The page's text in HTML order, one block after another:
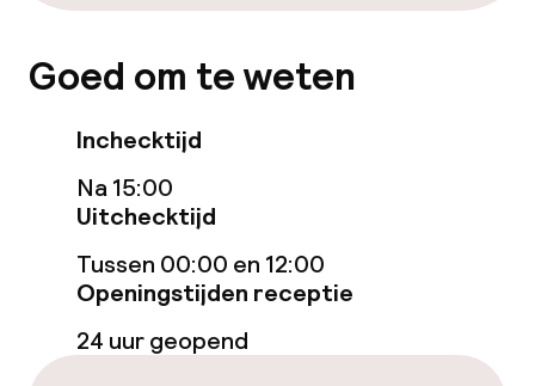
Kamers
Voor toegankelijkheid
geoptimaliseerde kamers beschikbaar
Zwemmen & wellness
Solarium
Stoombad
Spacentrum
Goed om te weten
Inchecktijd
Na 15:00
Uitchecktijd
Tussen 00:00 en 12:00
Openingstijden receptie
24 uur geopend